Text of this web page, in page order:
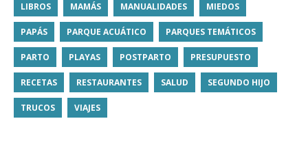
LIBROS MAMÁS MANUALIDADES MIEDOS
PAPÁS PARQUE ACUÁTICO PARQUES TEMÁTICOS
PARTO PLAYAS POSTPARTO PRESUPUESTO
RECETAS RESTAURANTES SALUD SEGUNDO HIJO
TRUCOS VIAJES